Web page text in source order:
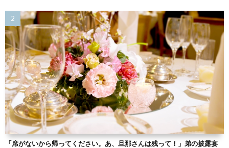
「席がないから帰ってください。あ、旦那さんは残って！」弟の披露宴